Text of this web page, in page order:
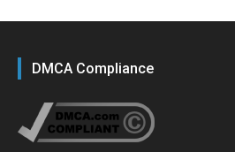
DMCA Compliance